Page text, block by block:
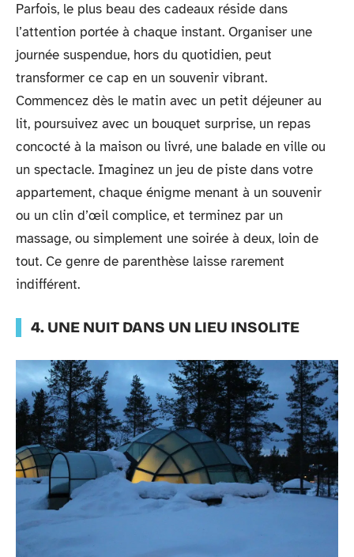
Parfois, le plus beau des cadeaux réside dans
l’attention portée à chaque instant. Organiser une
journée suspendue, hors du quotidien, peut
transformer ce cap en un souvenir vibrant.
Commencez dès le matin avec un petit déjeuner au
lit, poursuivez avec un bouquet surprise, un repas
concocté à la maison ou livré, une balade en ville ou
un spectacle. Imaginez un jeu de piste dans votre
appartement, chaque énigme menant à un souvenir
ou un clin d’œil complice, et terminez par un
massage, ou simplement une soirée à deux, loin de
tout. Ce genre de parenthèse laisse rarement
indifférent.
4. UNE NUIT DANS UN LIEU INSOLITE